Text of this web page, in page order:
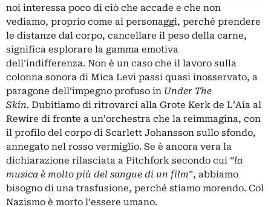
noi interessa poco di ciò che accade e che non
vediamo, proprio come ai personaggi, perché prendere
le distanze dal corpo, cancellare il peso della carne,
significa esplorare la gamma emotiva
dell’indifferenza. Non è un caso che il lavoro sulla
colonna sonora di Mica Levi passi quasi inosservato, a
paragone dell’impegno profuso in Under The
Skin. Dubitiamo di ritrovarci alla Grote Kerk de L’Aia al
Rewire di fronte a un’orchestra che la reimmagina, con
il profilo del corpo di Scarlett Johansson sullo sfondo,
annegato nel rosso vermiglio. Se è ancora vera la
dichiarazione rilasciata a Pitchfork secondo cui “la
musica è molto più del sangue di un film”, abbiamo
bisogno di una trasfusione, perché stiamo morendo. Col
Nazismo è morto l’essere umano.